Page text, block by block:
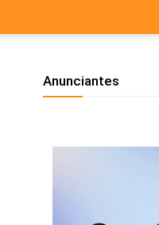
Anunciantes